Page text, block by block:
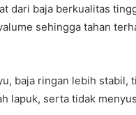
dari baja berkualitas
sehingga tahan
baja ringan lebih stabil,
lapuk, serta tidak